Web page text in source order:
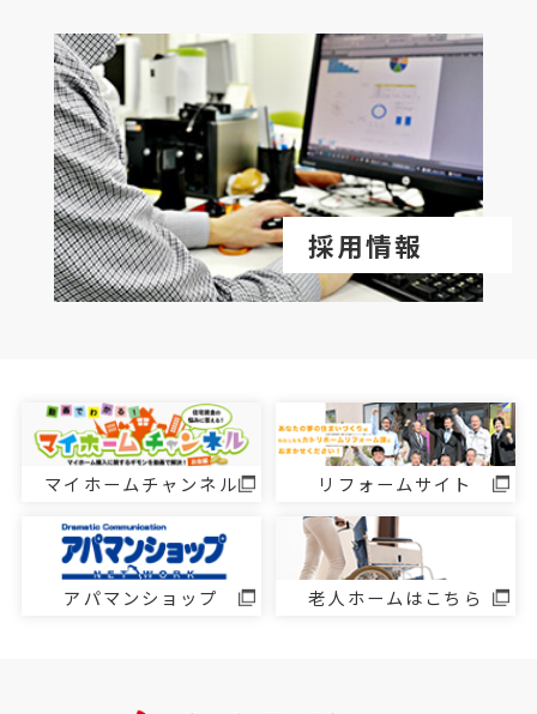
採用情報
マイホームチャンネル リフォームサイト
アパマンショップ 老人ホームはこちら